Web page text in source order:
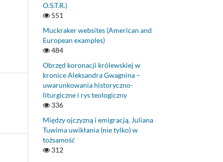
O.S.T.R.)
551
Muckraker websites (American and
European examples)
484
Obrzęd koronacji królewskiej w
kronice Aleksandra Gwagnina –
uwarunkowania historyczno-
liturgiczne i rys teologiczny
336
Między ojczyzną i emigracją. Juliana
Tuwima uwikłania (nie tylko) w
tożsamość
312